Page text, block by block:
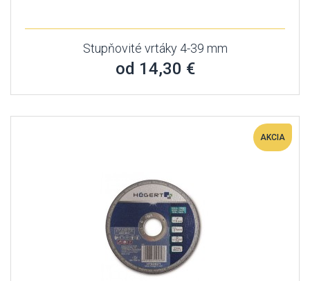
Stupňovité vrtáky 4-39 mm
od 14,30 €
AKCIA